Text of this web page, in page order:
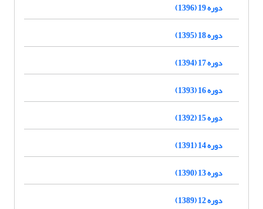
دوره 19 (1396)
دوره 18 (1395)
دوره 17 (1394)
دوره 16 (1393)
دوره 15 (1392)
دوره 14 (1391)
دوره 13 (1390)
دوره 12 (1389)